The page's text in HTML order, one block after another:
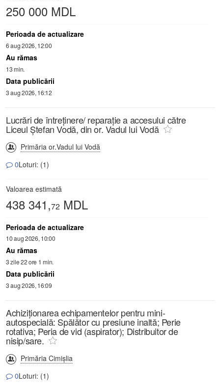
250 000 MDL
Perioada de actualizare
6 aug 2026, 12:00
Au rămas
13 min.
Data publicării
3 aug 2026, 16:12
Lucrări de întreținere/ reparație a accesului către
Liceul Ștefan Vodă, din or. Vadul lui Vodă
Primăria or.Vadul lui Vodă
0Loturi: (1)
Valoarea estimată
438 341,72 MDL
Perioada de actualizare
10 aug 2026, 10:00
Au rămas
3 zile 22 ore 1 min.
Data publicării
3 aug 2026, 16:09
Achiziționarea echipamentelor pentru mini-
autospecială: Spălător cu presiune inaltă; Perie
rotativa; Peria de vid (aspirator); Distribuitor de
nisip/sare.
Primăria Cimișlia
0Loturi: (1)